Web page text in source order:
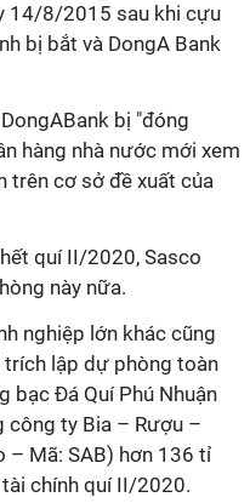
14/8/2015 sau khi cựu
bị bắt và DongA Bank
bị "đóng
hàng nhà nước mới xem
trên cơ sở đề xuất của
quí II/2020, Sasco
này nữa.
nghiệp lớn khác cũng
trích lập dự phòng toàn
bạc Đá Quí Phú Nhuận
công ty Bia – Rượu –
– Mã: SAB) hơn 136 tỉ
chính quí II/2020.